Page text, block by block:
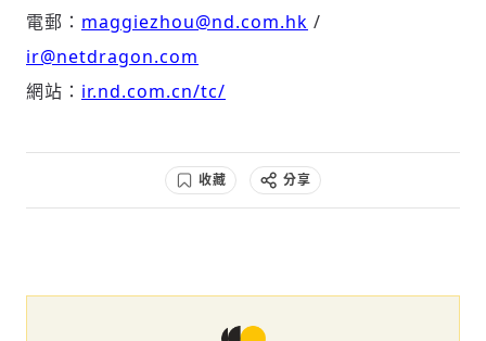
電郵： maggiezhou@nd.com.hk /
ir@netdragon.com
網站： ir.nd.com.cn/tc/
收藏 分享